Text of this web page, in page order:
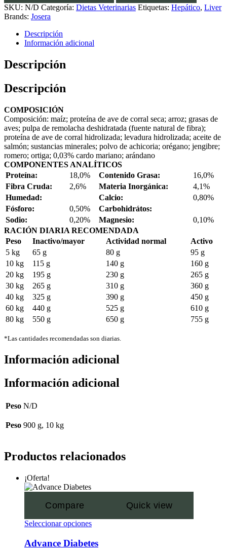
SKU: N/D Categoría: Dietas Veterinarias Etiquetas: Hepático, Liver
Brands: Josera
Descripción
Información adicional
Descripción
Descripción
COMPOSICIÓN
Composición: maíz; proteína de ave de corral seca; arroz; grasas de
aves; pulpa de remolacha deshidratada (fuente natural de fibra);
proteína de ave de corral hidrolizada; levadura hidrolizada; aceite de
salmón; sustancias minerales; polvo de achicoria; orégano; jengibre;
romero; ortiga; 0,03% cardo mariano; arándano
COMPONENTES ANALÍTICOS
Proteína:
18,0% Contenido Grasa:
16,0%
Fibra Cruda:
2,6% Materia Inorgánica:
4,1%
Humedad:
Calcio:
0,80%
Fósforo:
0,50%
Carbohidrátos:
Sodio:
0,20% Magnesio:
0,10%
RACIÓN DIARIA RECOMENDADA
Peso
Inactivo/mayor Actividad normal
Activo
5 kg
65 g 80 g
95 g
10 kg
115 g 140 g
160 g
20 kg
195 g 230 g
265 g
30 kg
265 g 310 g
360 g
40 kg
325 g 390 g
450 g
60 kg
440 g 525 g
610 g
80 kg
550 g 650 g 755 g
*Las cantidades recomendadas son diarias.
Información adicional
Información adicional
Peso N/D
Peso 900 g, 10 kg
Productos relacionados
¡Oferta!
Compare Quick view
Seleccionar opciones
Advance Diabetes